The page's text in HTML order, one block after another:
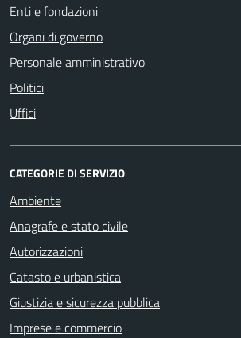
Enti e fondazioni
Organi di governo
Personale amministrativo
Politici
Uffici
CATEGORIE DI SERVIZIO
Ambiente
Anagrafe e stato civile
Autorizzazioni
Catasto e urbanistica
Giustizia e sicurezza pubblica
Imprese e commercio